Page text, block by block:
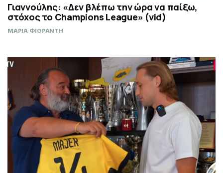
Γιαννούλης: «Δεν βλέπω την ώρα να παίξω,
στόχος το Champions League» (vid)
ΜΑΡΙΑ ΦΙΟΡΑΝΤΗ